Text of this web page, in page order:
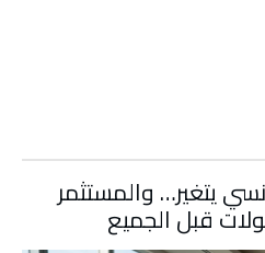
يتغير… والمستثمر
قبل الجميع